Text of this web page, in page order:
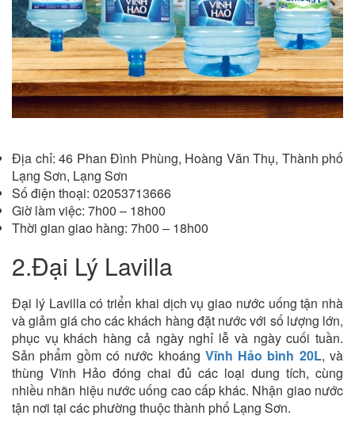
Địa chỉ: 46 Phan Đình Phùng, Hoàng Văn Thụ, Thành phố
Lạng Sơn, Lạng Sơn
Số điện thoại: 02053713666
Giờ làm việc: 7h00 – 18h00
Thời gian giao hàng: 7h00 – 18h00
2.Đại Lý Lavilla
Đại lý Lavilla có triển khai dịch vụ giao nước uống tận nhà
và giảm giá cho các khách hàng đặt nước với số lượng lớn,
phục vụ khách hàng cả ngày nghỉ lễ và ngày cuối tuần.
Sản phẩm gồm có nước khoáng Vĩnh Hảo bình 20L, và
thùng Vĩnh Hảo đóng chai đủ các loại dung tích, cùng
nhiều nhãn hiệu nước uống cao cấp khác. Nhận giao nước
tận nơi tại các phường thuộc thành phố Lạng Sơn.